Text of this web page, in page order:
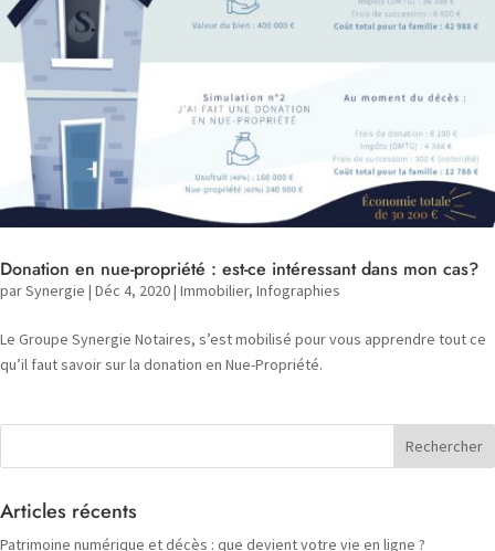
Donation en nue-propriété : est-ce intéressant dans mon cas?
parSynergie | Déc 4, 2020| Immobilier, Infographies
Le Groupe Synergie Notaires, s’est mobilisé pour vous apprendre tout ce
qu’il faut savoir sur la donation en Nue-Propriété.
Articles récents
Patrimoine numérique et décès : que devient votre vie en ligne ?